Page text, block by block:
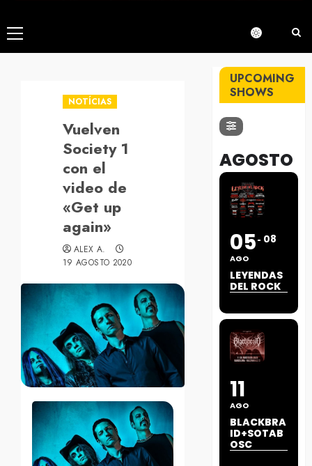
Menú
principal
NOTÍCIAS
Vuelven
Society 1
con el
video de
«Get up
again»
ALEX A.
19 AGOSTO 2020
UPCOMING
SHOWS
AGOSTO
05
AGO
08
LEYENDAS
DEL ROCK
11
AGO
BLACKBRA
ID+SOTAB
OSC